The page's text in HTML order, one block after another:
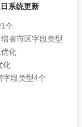
系统更新
个
省市区字段类型
化
化
字段类型4个